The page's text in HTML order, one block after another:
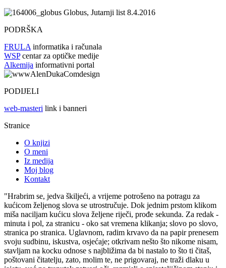
Globus, Jutarnji list 8.4.2016
PODRŠKA
FRULA informatika i računala
WSPcentar za optičke medije
Alkemija informativni portal
PODIJELI
web-masteri link i banneri
Stranice
O knjizi
O meni
Iz medija
Moj blog
Kontakt
"Hrabrim se, jedva škiljeći, a vrijeme potrošeno na potragu za
kućicom željenog slova se utrostručuje. Dok jednim prstom klikom
miša naciljam kućicu slova željene riječi, prođe sekunda. Za redak -
minuta i pol, za stranicu - oko sat vremena klikanja; slovo po slovo,
stranica po stranica. Uglavnom, radim krvavo da na papir prenesem
svoju sudbinu, iskustva, osjećaje; otkrivam nešto što nikome nisam,
stavljam na kocku odnose s najbližima da bi nastalo to što ti čitaš,
poštovani čitatelju, zato, molim te, ne prigovaraj, ne traži dlaku u